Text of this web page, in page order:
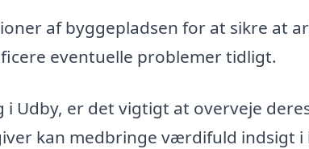
af byggepladsen for at sikre at
eventuelle problemer tidligt.
Udby, er det vigtigt at overveje
kan medbringe værdifuld indsigt i